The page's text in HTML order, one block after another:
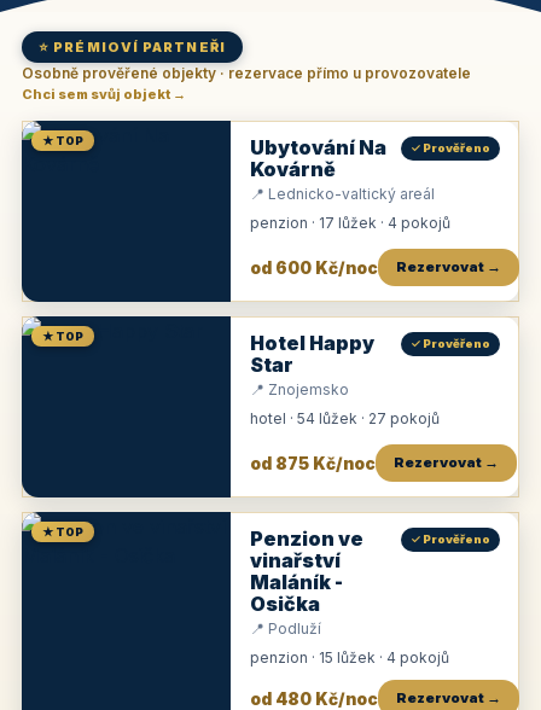
⭐ PRÉMIOVÍ PARTNEŘI
Osobně prověřené objekty · rezervace přímo u provozovatele
Chci sem svůj objekt →
★ TOP
Ubytování Na
Kovárně
✓ Prověřeno
📍 Lednicko-valtický areál
penzion · 17 lůžek · 4 pokojů
od 600 Kč/noc Rezervovat →
★ TOP
Hotel Happy
Star
✓ Prověřeno
📍 Znojemsko
hotel · 54 lůžek · 27 pokojů
od 875 Kč/noc Rezervovat →
★ TOP
Penzion ve
vinařství
Maláník -
Osička
✓ Prověřeno
📍 Podluží
penzion · 15 lůžek · 4 pokojů
od 480 Kč/noc Rezervovat →